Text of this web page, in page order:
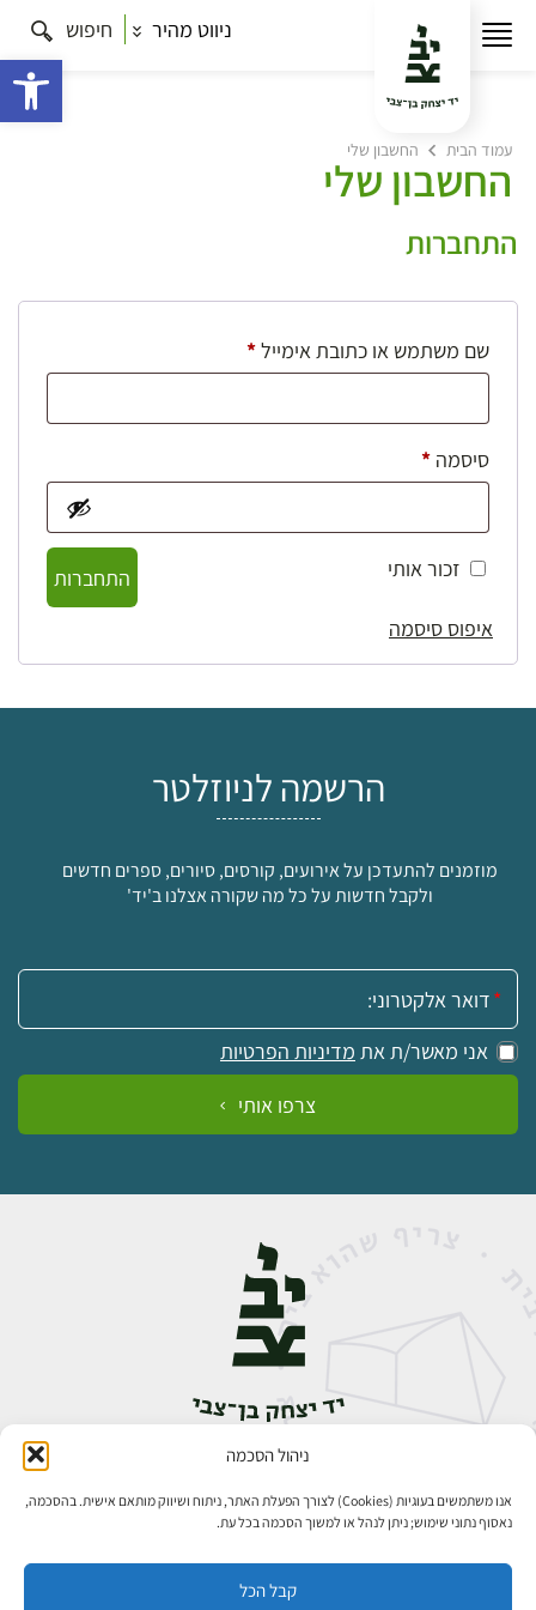
ניהול הסכמה
אנו משתמשים בעוגיות (Cookies) לצורך הפעלת האתר, ניתוח ושיווק מותאם אישית. בהסכמה,
נאסוף נתוני שימוש; ניתן לנהל או למשוך הסכמה בכל עת.
קבל הכל
ניווט מהיר חיפוש
עמוד הבית החשבון שלי
החשבון שלי
התחברות
שם משתמש או כתובת אימייל*חובה
סיסמה *חובה
זכור אותי
התחברות
איפוס סיסמה
הרשמה לניוזלטר
מוזמנים להתעדכן על אירועים, קורסים, סיורים, ספרים חדשים
ולקבל חדשות על כל מה שקורה אצלנו ב'יד'
אימייל:
אני מאשר/ת את מדיניות הפרטיות
צרפו אותי
אבן גבירול 14, רחביה, ירושלים